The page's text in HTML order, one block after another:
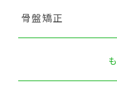
骨盤矯正
スポーツ障害・スポ